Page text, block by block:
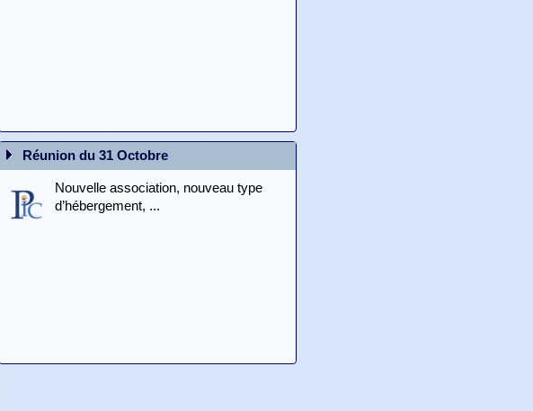
Réunion du 31 Octobre
Nouvelle association, nouveau type
d’hébergement, ...